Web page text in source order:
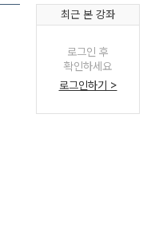
최근 본 강좌
로그인 후
확인하세요
로그인하기 >